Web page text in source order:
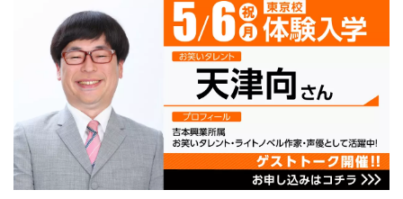
代アニ概要
学部・学科紹介
校舎・施設